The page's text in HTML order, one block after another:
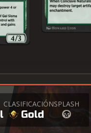
CLASIFICACIÓN
Gold
SPLASH